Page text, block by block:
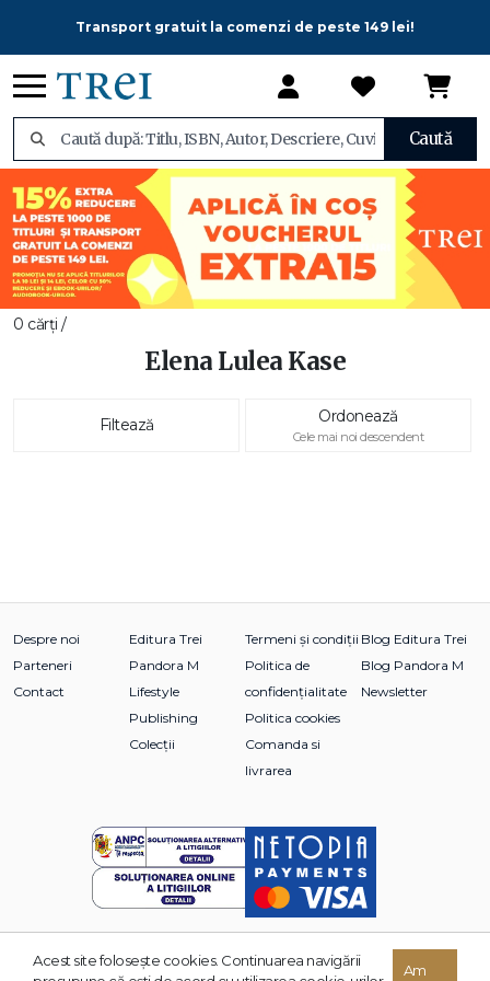
Transport gratuit la comenzi de peste 149 lei!
Caută
0 cărți /
Elena Lulea Kase
Filtează Ordonează
Cele mai noi descendent
Despre noi
Parteneri
Contact
Editura Trei
Pandora M
Lifestyle
Publishing
Colecții
Termeni și condiții
Politica de
confidențialitate
Politica cookies
Comanda si
livrarea
Blog Editura Trei
Blog Pandora M
Newsletter
© 2026 Grupul Editorial TREI. Toate drepturile rezervate.
Acest site foloseşte cookies. Continuarea navigării
Am